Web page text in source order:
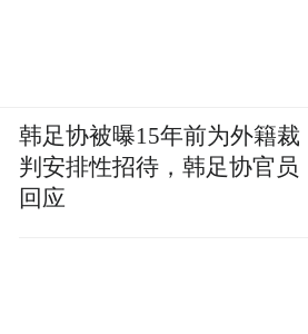
韩足协被曝15年前为外籍裁
判安排性招待，韩足协官员
回应